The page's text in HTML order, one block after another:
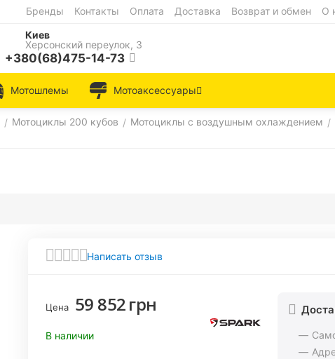
Бренды Контакты Оплата Доставка Возврат и обмен О
Киев
Херсонский переулок, 3
+380(68)475-14-73
Мотошлемы Мотоаксессуары
/ Мотоциклы 200 кубов / Мотоциклы с воздушным охлаждением /
Написать отзыв
Цена 59 852грн
В наличии